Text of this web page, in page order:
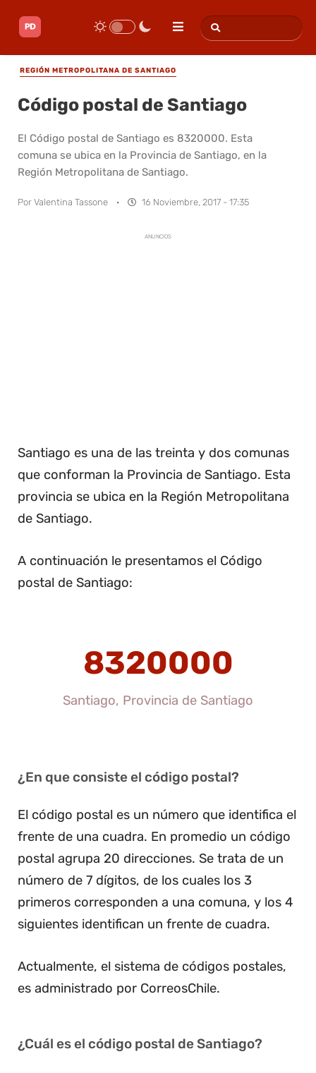
REGIÓN METROPOLITANA DE SANTIAGO
Código postal de Santiago
El Código postal de Santiago es 8320000. Esta
comuna se ubica en la Provincia de Santiago, en la
Región Metropolitana de Santiago.
Por Valentina Tassone · 16 Noviembre, 2017 - 17:35
ANUNCIOS
Santiago es una de las treinta y dos comunas
que conforman la Provincia de Santiago. Esta
provincia se ubica en la Región Metropolitana
de Santiago.
A continuación le presentamos el Código
postal de Santiago:
8320000
Santiago, Provincia de Santiago
¿En que consiste el código postal?
El código postal es un número que identifica el
frente de una cuadra. En promedio un código
postal agrupa 20 direcciones. Se trata de un
número de 7 dígitos, de los cuales los 3
primeros corresponden a una comuna, y los 4
siguientes identifican un frente de cuadra.
Actualmente, el sistema de códigos postales,
es administrado por CorreosChile.
¿Cuál es el código postal de Santiago?